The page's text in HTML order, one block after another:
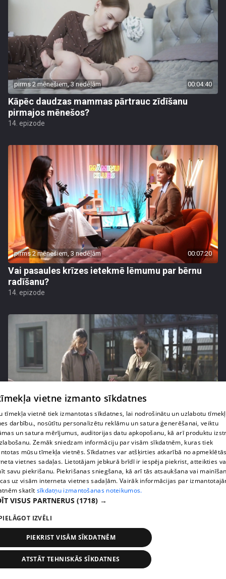
pirms 2 mēnešiem, 3 nedēļām 00:04:40
Kāpēc daudzas mammas pārtrauc zīdīšanu
pirmajos mēnešos?
14. epizode
pirms 2 mēnešiem, 3 nedēļām 00:07:20
Vai pasaules krīzes ietekmē lēmumu par bērnu
radīšanu?
14. epizode
pirms 3 mēnešiem 00:06:24
Grila sezonā lieliski iespējams ievērot veselīga
uztura principus
13. epizode
vietne izmanto sīkdatnes
tīmekļa vietnē tiek izmantotas sīkdatnes, lai nodrošinātu un uzlabotu
darbību., nosūtītu personalizētu reklāmu un satura ģenerēšanai, veiktu
un satura mērījumus, auditorijas datu apkopošanu, kā arī produktu
Zemāk sniedzam informāciju par visām sīkdatnēm, kuras tiek
mūsu tīmekļa vietnēs. Sīkdatnes var atšķirties atkarībā no
vietnes sadaļas. Lietotājam jebkurā brīdī ir iespēja piekrist, atteikties
savu piekrišanu. Piekrišanas sniegšana, kā arī tās atsaukšana vai
uz visām interneta vietnes sadaļām. Vairāk informācijas par
skatīt sīkdatņu izmantošanas noteikumos.
VISUS PARTNERUS (1718) →
IZVĒLI
PIEKRIST VISĀM SĪKDATNĒM
ATSTĀT TEHNISKĀS SĪKDATNES